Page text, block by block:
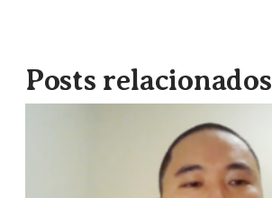
Posts relacionados